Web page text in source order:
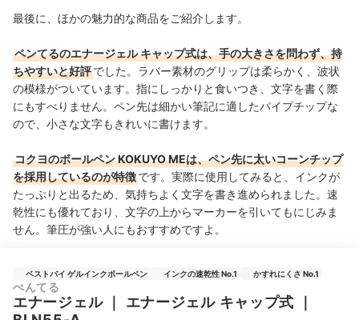
最後に、ほかの魅力的な商品をご紹介します。
ペンてるのエナージェル キャップ式は、手の大きさを問わず、持
ちやすいと好評でした。ラバー素材のグリップは柔らかく、波状
の模様がついています。指にしっかりと食いつき、文字を書く際
にもすべりません。ペン先は細かい筆記に適したパイプチップな
ので、小さな文字もきれいに書けます。
コクヨのボールペン KOKUYO MEは、ペン先に太いコーンチップ
を採用しているのが特徴です。実際に使用してみると、インクが
たっぷりと出るため、気持ちよく文字を書き進められました。速
乾性にも優れており、文字の上からマーカーを引いてもにじみま
せん。筆圧が強い人にもおすすめですよ。
ベストバイ ゲルインクボールペン インクの速乾性 No.1 かすれにくさ No.1
ぺんてる
エナージェル｜ エナージェル キャップ式